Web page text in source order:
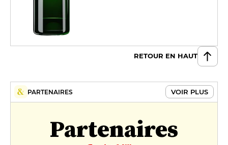
RETOUR EN HAUT
PARTENAIRES VOIR PLUS
Partenaires